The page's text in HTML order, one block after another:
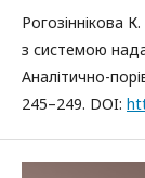
Рогозіннікова
з системою
Аналітично-
245–249. DOI: